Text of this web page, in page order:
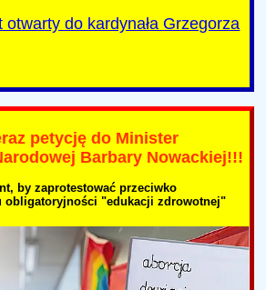
otwarty do kardynała Grzegorza
petycję do Minister
Barbary Nowackiej!!!
by zaprotestować przeciwko
obligatoryjności "edukacji zdrowotnej"